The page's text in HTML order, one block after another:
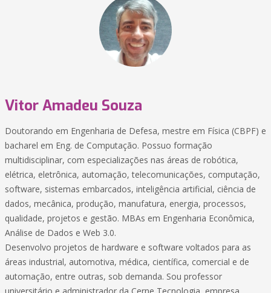
Vitor Amadeu Souza
Doutorando em Engenharia de Defesa, mestre em Física (CBPF) e
bacharel em Eng. de Computação. Possuo formação
multidisciplinar, com especializações nas áreas de robótica,
elétrica, eletrônica, automação, telecomunicações, computação,
software, sistemas embarcados, inteligência artificial, ciência de
dados, mecânica, produção, manufatura, energia, processos,
qualidade, projetos e gestão. MBAs em Engenharia Econômica,
Análise de Dados e Web 3.0.
Desenvolvo projetos de hardware e software voltados para as
áreas industrial, automotiva, médica, científica, comercial e de
automação, entre outras, sob demanda. Sou professor